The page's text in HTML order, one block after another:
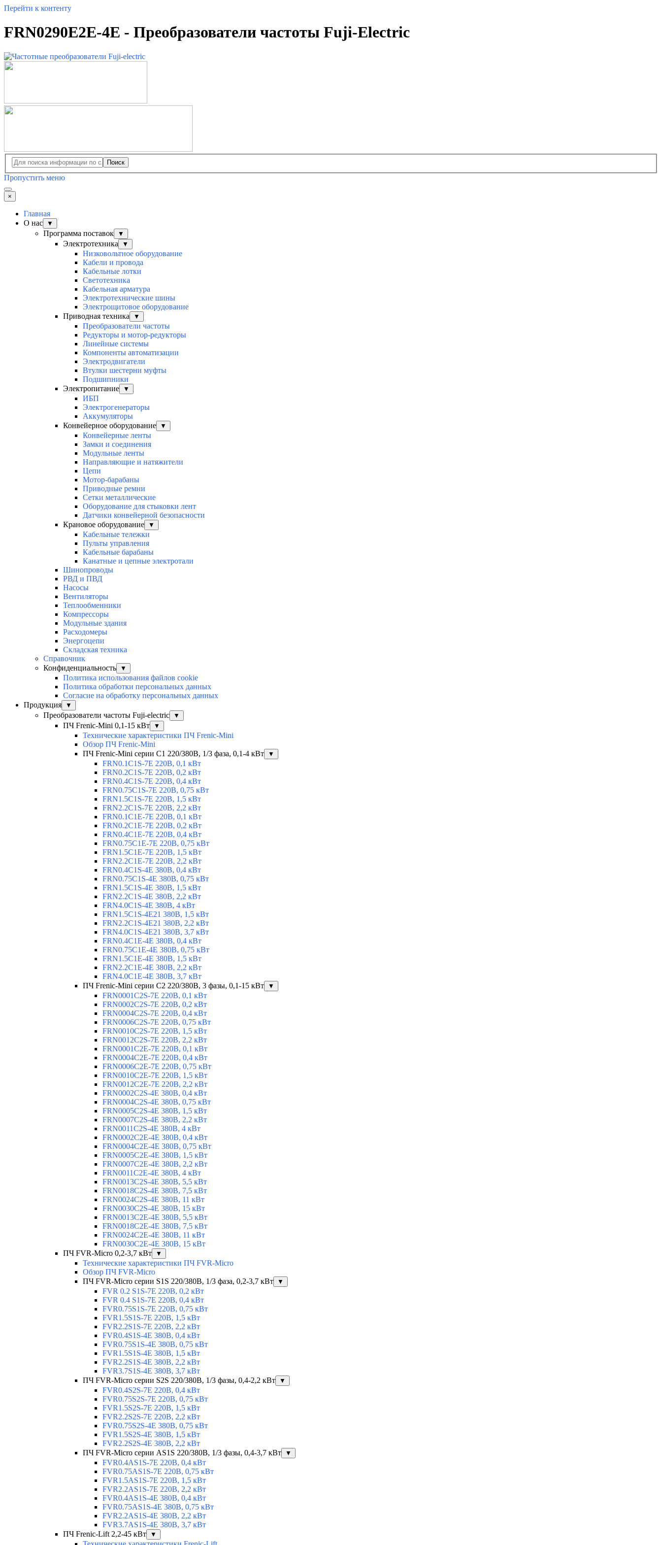
Перейти к контенту
FRN0290E2E-4E - Преобразователи частоты Fuji-Electric
Поиск
Пропустить меню
×
Главная
О нас
▼
Программа поставок ▼
Электротехника ▼
Низковольтное оборудование
Кабели и провода
Кабельные лотки
Светотехника
Кабельная арматура
Электротехнические шины
Электрощитовое оборудование
Приводная техника
▼
Преобразователи частоты
Редукторы и мотор-редукторы
Линейные системы
Компоненты автоматизации
Электродвигатели
Втулки шестерни муфты
Подшипники
Электропитание
▼
ИБП
Электрогенераторы
Аккумуляторы
Конвейерное оборудование
▼
Конвейерные ленты
Замки и соединения
Модульные ленты
Направляющие и натяжители
Цепи
Мотор-барабаны
Приводные ремни
Сетки металлические
Оборудование для стыковки лент
Датчики конвейерной безопасности
Крановое оборудование
▼
Кабельные тележки
Пульты управления
Кабельные барабаны
Канатные и цепные электротали
Шинопроводы
РВД и ПВД
Насосы
Вентиляторы
Теплообменники
Компрессоры
Модульные здания
Расходомеры
Энергоцепи
Складская техника
Справочник
Конфиденциальность
▼
Политика использования файлов cookie
Политика обработки персональных данных
Согласие на обработку персональных данных
Продукция
▼
Преобразователи частоты Fuji-electric ▼
ПЧ Frenic-Mini 0,1-15 кВт ▼
Технические характеристики ПЧ Frenic-Mini
Обзор ПЧ Frenic-Mini
ПЧ Frenic-Mini серии C1 220/380В, 1/3 фаза, 0,1-4 кВт
▼
FRN0.1C1S-7E 220В, 0,1 кВт
FRN0.2C1S-7E 220В, 0,2 кВт
FRN0.4C1S-7E 220В, 0,4 кВт
FRN0.75C1S-7E 220В, 0,75 кВт
FRN1.5C1S-7E 220В, 1,5 кВт
FRN2.2C1S-7E 220В, 2,2 кВт
FRN0.1C1E-7E 220В, 0,1 кВт
FRN0.2C1E-7E 220В, 0,2 кВт
FRN0.4C1E-7E 220В, 0,4 кВт
FRN0.75C1E-7E 220В, 0,75 кВт
FRN1.5C1E-7E 220В, 1,5 кВт
FRN2.2C1E-7E 220В, 2,2 кВт
FRN0.4C1S-4E 380В, 0,4 кВт
FRN0.75C1S-4E 380В, 0,75 кВт
FRN1.5C1S-4E 380В, 1,5 кВт
FRN2.2C1S-4E 380В, 2,2 кВт
FRN4.0C1S-4E 380В, 4 кВт
FRN1.5C1S-4E21 380В, 1,5 кВт
FRN2.2C1S-4E21 380В, 2,2 кВт
FRN4.0C1S-4E21 380В, 3,7 кВт
FRN0.4C1E-4E 380В, 0,4 кВт
FRN0.75C1E-4E 380В, 0,75 кВт
FRN1.5C1E-4E 380В, 1,5 кВт
FRN2.2C1E-4E 380В, 2,2 кВт
FRN4.0C1E-4E 380В, 3,7 кВт
ПЧ Frenic-Mini серии С2 220/380В, 3 фазы, 0,1-15 кВт
▼
FRN0001C2S-7E 220В, 0,1 кВт
FRN0002C2S-7E 220В, 0,2 кВт
FRN0004C2S-7E 220В, 0,4 кВт
FRN0006C2S-7E 220В, 0,75 кВт
FRN0010C2S-7E 220В, 1,5 кВт
FRN0012C2S-7E 220В, 2,2 кВт
FRN0001C2E-7E 220В, 0,1 кВт
FRN0004C2E-7E 220В, 0,4 кВт
FRN0006C2E-7E 220В, 0,75 кВт
FRN0010C2E-7E 220В, 1,5 кВт
FRN0012C2E-7E 220В, 2,2 кВт
FRN0002C2S-4E 380В, 0,4 кВт
FRN0004C2S-4E 380В, 0,75 кВт
FRN0005C2S-4E 380В, 1,5 кВт
FRN0007C2S-4E 380В, 2,2 кВт
FRN0011C2S-4E 380В, 4 кВт
FRN0002C2E-4E 380В, 0,4 кВт
FRN0004C2E-4E 380В, 0,75 кВт
FRN0005C2E-4E 380В, 1,5 кВт
FRN0007C2E-4E 380В, 2,2 кВт
FRN0011C2E-4E 380В, 4 кВт
FRN0013C2S-4E 380В, 5,5 кВт
FRN0018C2S-4E 380В, 7,5 кВт
FRN0024C2S-4E 380В, 11 кВт
FRN0030C2S-4E 380В, 15 кВт
FRN0013C2E-4E 380В, 5,5 кВт
FRN0018C2E-4E 380В, 7,5 кВт
FRN0024C2E-4E 380В, 11 кВт
FRN0030C2E-4E 380В, 15 кВт
ПЧ FVR-Micro 0,2-3,7 кВт
▼
Технические характеристики ПЧ FVR-Micro
Обзор ПЧ FVR-Micro
ПЧ FVR-Micro серии S1S 220/380В, 1/3 фаза, 0,2-3,7 кВт
▼
FVR 0.2 S1S-7E 220В, 0,2 кВт
FVR 0.4 S1S-7E 220В, 0,4 кВт
FVR0.75S1S-7E 220В, 0,75 кВт
FVR1.5S1S-7E 220В, 1,5 кВт
FVR2.2S1S-7E 220В, 2,2 кВт
FVR0.4S1S-4E 380В, 0,4 кВт
FVR0.75S1S-4E 380В, 0,75 кВт
FVR1.5S1S-4E 380В, 1,5 кВт
FVR2.2S1S-4E 380В, 2,2 кВт
FVR3.7S1S-4E 380В, 3,7 кВт
ПЧ FVR-Micro серии S2S 220/380В, 1/3 фазы, 0,4-2,2 кВт
▼
FVR0.4S2S-7E 220В, 0,4 кВт
FVR0.75S2S-7E 220В, 0,75 кВт
FVR1.5S2S-7E 220В, 1,5 кВт
FVR2.2S2S-7E 220В, 2,2 кВт
FVR0.75S2S-4E 380В, 0,75 кВт
FVR1.5S2S-4E 380В, 1,5 кВт
FVR2.2S2S-4E 380В, 2,2 кВт
ПЧ FVR-Micro серии AS1S 220/380В, 1/3 фазы, 0,4-3,7 кВт
▼
FVR0.4AS1S-7E 220В, 0,4 кВт
FVR0.75AS1S-7E 220В, 0,75 кВт
FVR1.5AS1S-7E 220В, 1,5 кВт
FVR2.2AS1S-7E 220В, 2,2 кВт
FVR0.4AS1S-4E 380В, 0,4 кВт
FVR0.75AS1S-4E 380В, 0,75 кВт
FVR2.2AS1S-4E 380В, 2,2 кВт
FVR3.7AS1S-4E 380В, 3,7 кВт
ПЧ Frenic-Lift 2,2-45 кВт
▼